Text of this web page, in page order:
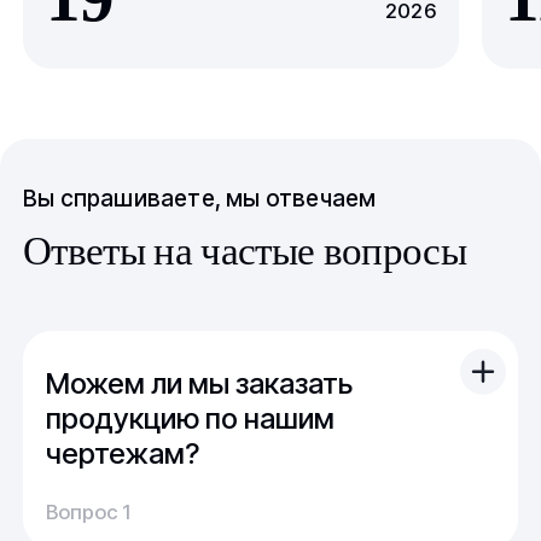
2026
Вы спрашиваете, мы отвечаем
Ответы на частые вопросы
Можем ли мы заказать
продукцию по нашим
чертежам?
Вы можете отправить свой чертеж/проект
(в т.ч. примерный) с техническим заданием.
Вопрос 1